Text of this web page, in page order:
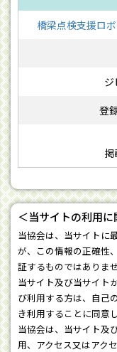
橋梁点検支援ロ
＜当サイトの利用
当協会は、当サイトに
が、この情報の正確性
証するものではありませ
当サイト及び当サイト
び利用する方は、自己
き利用することに同意
当協会は、当サイト及
用、アクセス又はアク